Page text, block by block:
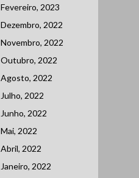
Fevereiro, 2023
Dezembro, 2022
Novembro, 2022
Outubro, 2022
Agosto, 2022
Julho, 2022
Junho, 2022
Mai, 2022
Abril, 2022
Janeiro, 2022